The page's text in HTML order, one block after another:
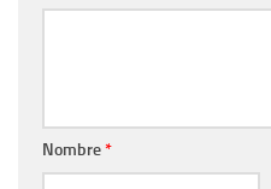
Nombre*